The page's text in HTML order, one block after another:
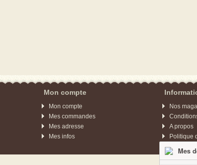
Mon compte
Mon compte
Mes commandes
Mes adresse
Mes infos
Nos
A propos
Politique
Mes